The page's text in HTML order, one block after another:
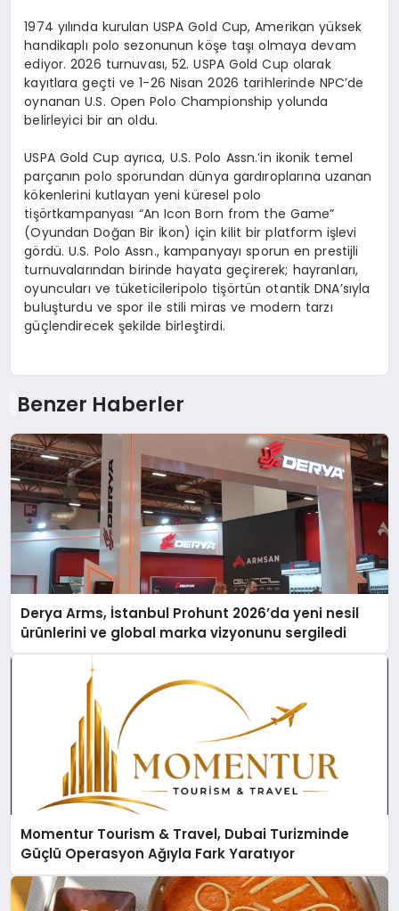
1974 yılında kurulan USPA Gold Cup, Amerikan yüksek
handikaplı polo sezonunun köşe taşı olmaya devam
ediyor. 2026 turnuvası, 52. USPA Gold Cup olarak
kayıtlara geçti ve 1-26 Nisan 2026 tarihlerinde NPC’de
oynanan U.S. Open Polo Championship yolunda
belirleyici bir an oldu.
USPA Gold Cup ayrıca, U.S. Polo Assn.’in ikonik temel
parçanın polo sporundan dünya gardıroplarına uzanan
kökenlerini kutlayan yeniküresel polo
tişörtkampanyası “An Icon Born from the Game”
(Oyundan Doğan Bir İkon) için kilit bir platform işlevi
gördü. U.S. PoloAssn., kampanyayı sporun en prestijli
turnuvalarından birinde hayata geçirerek; hayranları,
oyuncuları ve tüketicileripolo tişörtün otantik DNA’sıyla
buluşturdu ve spor ile stili miras ve modern tarzı
güçlendirecek şekilde birleştirdi.
Benzer Haberler
Derya Arms, İstanbul Prohunt 2026’da yeni nesil
ürünlerini ve global marka vizyonunu sergiledi
Momentur Tourism & Travel, Dubai Turizminde
Güçlü Operasyon Ağıyla Fark Yaratıyor